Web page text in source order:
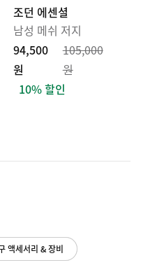
조던 에센셜
남성 메쉬 저지
94,500
원
105,000
원
10% 할인
액세서리 & 장비